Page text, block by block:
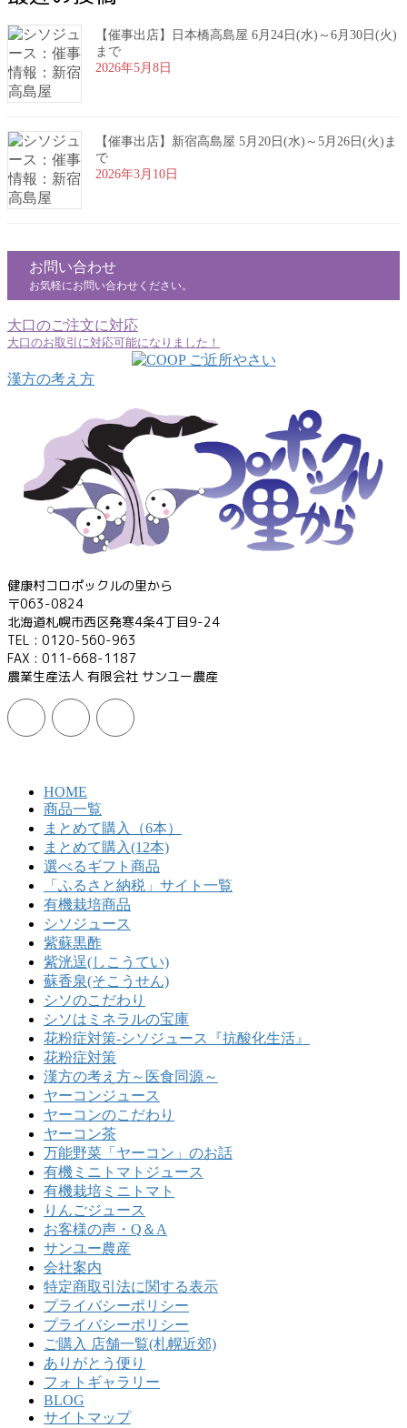
【催事出店】日本橋高島屋 6月24日(水)～6月30日(火)
まで
2026年5月8日
【催事出店】新宿高島屋 5月20日(水)～5月26日(火)ま
で
2026年3月10日
お問い合わせ
お気軽にお問い合わせください。
大口のご注文に対応
大口のお取引に対応可能になりました！
漢方の考え方
健康村コロポックルの里から
〒063-0824
北海道札幌市西区発寒4条4丁目9-24
TEL : 0120-560-963
FAX : 011-668-1187
農業生産法人 有限会社 サンユー農産
HOME
商品一覧
まとめて購入（6本）
まとめて購入(12本)
選べるギフト商品
「ふるさと納税」サイト一覧
有機栽培商品
シソジュース
紫蘇黒酢
紫洸逞(しこうてい)
蘇香泉(そこうせん)
シソのこだわり
シソはミネラルの宝庫
花粉症対策-シソジュース『抗酸化生活』
花粉症対策
漢方の考え方～医食同源～
ヤーコンジュース
ヤーコンのこだわり
ヤーコン茶
万能野菜「ヤーコン」のお話
有機ミニトマトジュース
有機栽培ミニトマト
りんごジュース
お客様の声・Q＆A
サンユー農産
会社案内
特定商取引法に関する表示
プライバシーポリシー
プライバシーポリシー
ご購入 店舗一覧(札幌近郊)
ありがとう便り
フォトギャラリー
BLOG
サイトマップ